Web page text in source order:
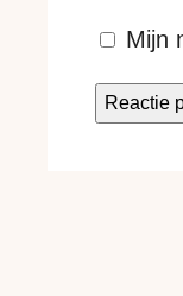
Mijn